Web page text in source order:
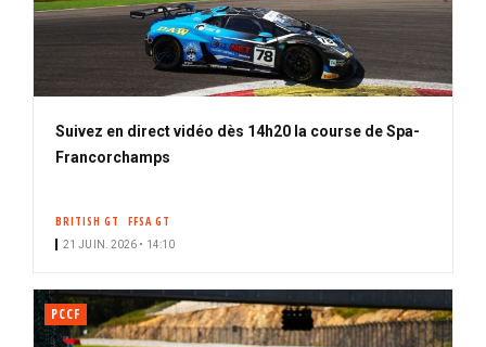
Suivez en direct vidéo dès 14h20 la course de Spa-
Francorchamps
BRITISH GT FFSA GT
21 JUIN. 2026 • 14:10
PCCF